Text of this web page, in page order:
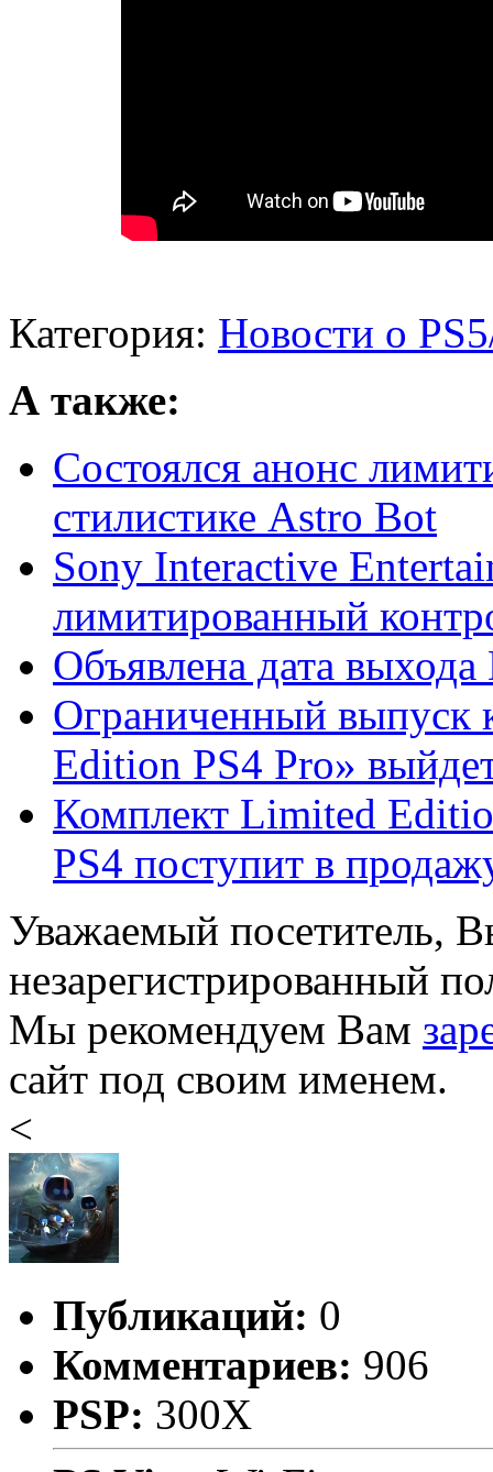
Категория: Новости о
А также:
Состоялся анонс
стилистике Astro Bot
Sony Interactive
лимитированный
Объявлена дата выхода
Ограниченный
Edition PS4 Pro»
Комплект Limited
PS4 поступит в
Уважаемый посетитель,
незарегистрированный
Мы рекомендуем Вам
сайт под своим именем.
<
Публикаций: 0
Комментариев: 906
PSP: 300X